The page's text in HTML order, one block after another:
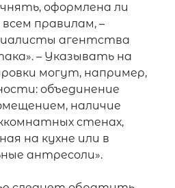
оформлена ли
правилам, –
агентства
– Указывать на
могут, например,
объединение
наличие
стенах,
на кухне или в
антресоли».